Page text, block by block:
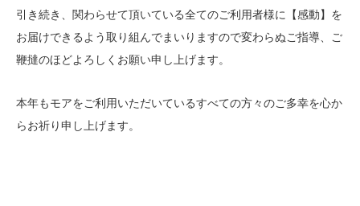
引き続き、関わらせて頂いている全てのご利用者様に【感動】を
お届けできるよう取り組んでまいりますので変わらぬご指導、ご
鞭撻のほどよろしくお願い申し上げます。
本年もモアをご利用いただいているすべての方々のご多幸を心か
らお祈り申し上げます。